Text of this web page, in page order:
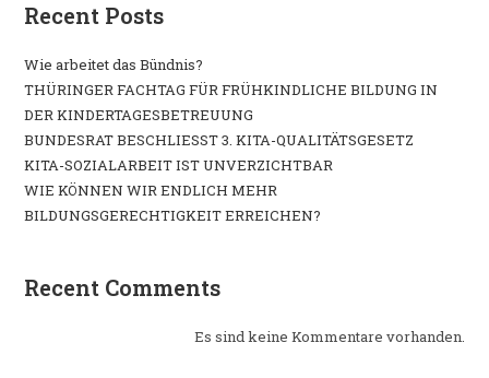
Recent Posts
Wie arbeitet das Bündnis?
THÜRINGER FACHTAG FÜR FRÜHKINDLICHE BILDUNG IN
DER KINDERTAGESBETREUUNG
BUNDESRAT BESCHLIESST 3. KITA-QUALITÄTSGESETZ
KITA-SOZIALARBEIT IST UNVERZICHTBAR
WIE KÖNNEN WIR ENDLICH MEHR
BILDUNGSGERECHTIGKEIT ERREICHEN?
Recent Comments
Es sind keine Kommentare vorhanden.